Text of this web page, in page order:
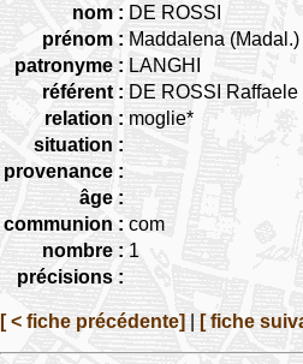
nom : DE ROSSI
prénom : Maddalena (Madal.)
patronyme : LANGHI
référent : DE ROSSI Raffaele
relation : moglie*
situation :
provenance :
âge :
communion : com
nombre : 1
précisions :
[ < fiche précédente] [ fiche